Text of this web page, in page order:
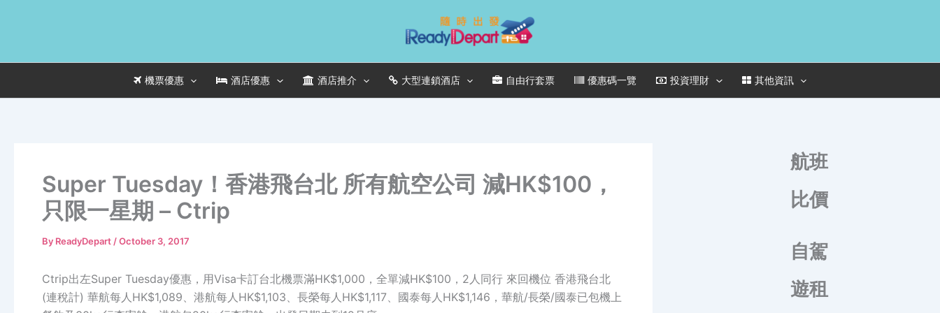
機票優惠 酒店優惠 酒店推介 大型連鎖酒店 自由行套票 優惠碼一覽 投資理財 其他資訊
Super Tuesday！香港飛台北 所有航空公司 減HK$100，
只限一星期 – Ctrip
By ReadyDepart /October 3, 2017
Ctrip出左Super Tuesday優惠，用Visa卡訂台北機票滿HK$1,000，全單減HK$100，2人同行 來回機位 香港飛台北
(連稅計) 華航每人HK$1,089、港航每人HK$1,103、長榮每人HK$1,117、國泰每人HK$1,146，華航/長榮/國泰已包機上
航班
比價
自駕
遊租